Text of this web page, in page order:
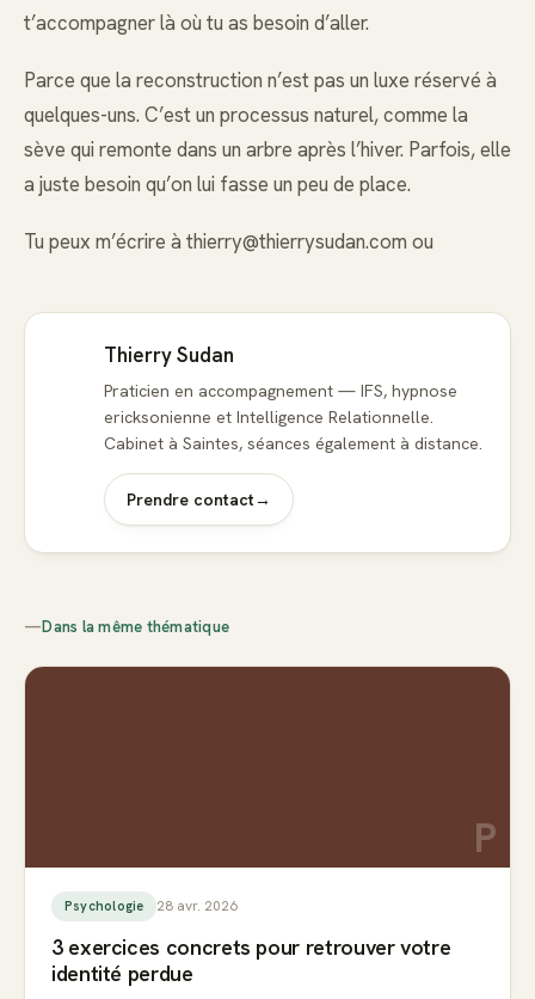
t’accompagner là où tu as besoin d’aller.
Parce que la reconstruction n’est pas un luxe réservé à
quelques-uns. C’est un processus naturel, comme la
sève qui remonte dans un arbre après l’hiver. Parfois, elle
a juste besoin qu’on lui fasse un peu de place.
Tu peux m’écrire à thierry@thierrysudan.com ou
Thierry Sudan
Praticien en accompagnement — IFS, hypnose
ericksonienne et Intelligence Relationnelle.
Cabinet à Saintes, séances également à distance.
Prendre contact→
—Dans la même thématique
P
Psychologie 28 avr. 2026
3 exercices concrets pour retrouver votre
identité perdue